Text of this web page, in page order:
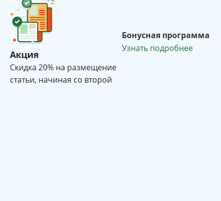
Акция
Cкидка 20% на размещение
статьи, начиная со второй
Бонусная программа
Узнать подробнее